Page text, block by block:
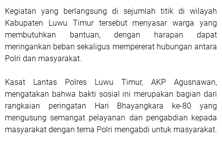
Kegiatan yang berlangsung di sejumlah titik di wilayah
Kabupaten Luwu Timur tersebut menyasar warga yang
membutuhkan bantuan, dengan harapan dapat
meringankan beban sekaligus mempererat hubungan antara
Polri dan masyarakat.
Kasat Lantas Polres Luwu Timur, AKP Agusnawan,
mengatakan bahwa bakti sosial ini merupakan bagian dari
rangkaian peringatan Hari Bhayangkara ke-80 yang
mengusung semangat pelayanan dan pengabdian kepada
masyarakat dengan tema Polri mengabdi untuk masyarakat.